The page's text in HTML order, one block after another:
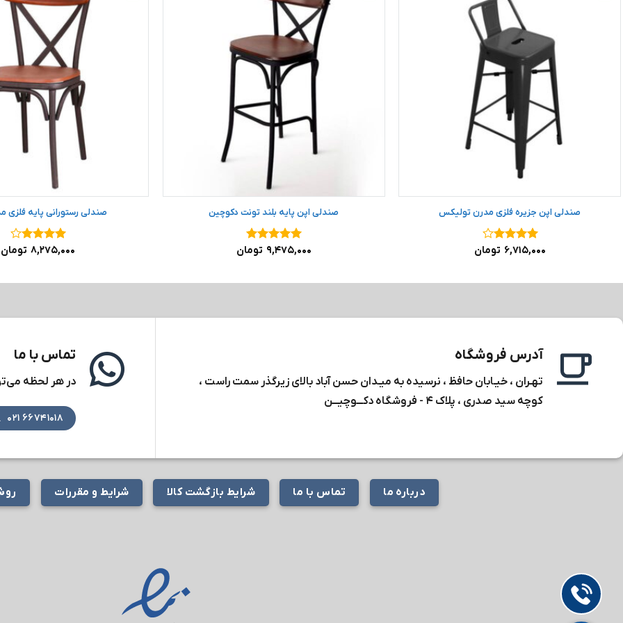
صندلی اپن جزیره فلزی مدرن تولیکس
نمره۴
۶,۷۱۵,۰۰۰ تومان
صندلی اپن پایه بلند تونت دکوچین
نمره۵از۹,۴۷۵,۰۰۰ تومان
صندلی رستورانی پایه فلزی
نمره۴
۸,۲۷۵,۰۰۰ تومان
آدرس فروشگاه
تهـران ، خیـابان حافظ ، نرسیده به میـدان حسن آباد بالای زیرگذر سمت راست ،
کوچه سید صدری ، پلاک ۴ -
فروشگاه دکـــوچیـــن
تماس با ما
در هر لحظه
۶۶۷۴۱۰۱۸ ۰۲۱
درباره ما تماس با ما شرایط بازگشت کالا شرایط و مقررات